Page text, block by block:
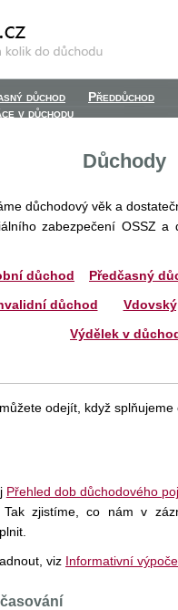
důchod
Předdůchod
v důchodu
Důchody
důchodový věk a
zabezpečení OSSZ
důchod
Předčasný
důchod
Výdělek v
odejít, když
Přehled dob důchodového
. Tak zjistíme, co nám v
viz Informativní